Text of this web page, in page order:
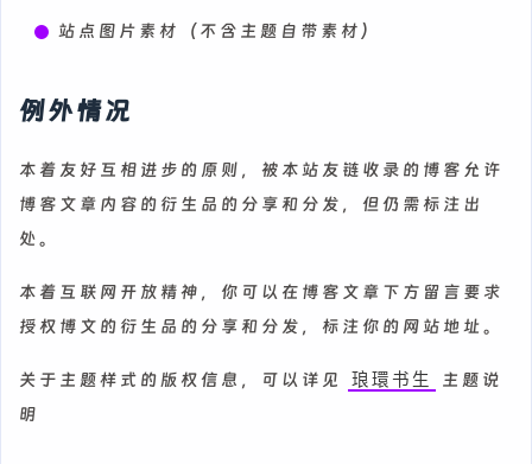
站点图片素材（不含主题自带素材）
例外情况
本着友好互相进步的原则，被本站友链收录的博客允许
博客文章内容的衍生品的分享和分发，但仍需标注出
处。
本着互联网开放精神，你可以在博客文章下方留言要求
授权博文的衍生品的分享和分发，标注你的网站地址。
关于主题样式的版权信息，可以详见 琅環书生
主题说
明